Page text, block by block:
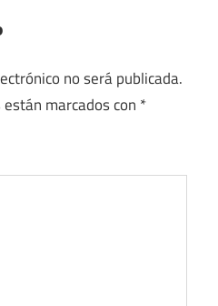
no será publicada.
marcados con *